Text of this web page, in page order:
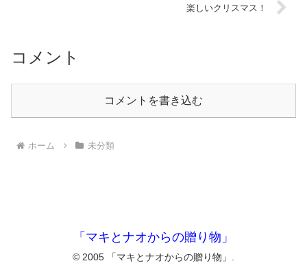
楽しいクリスマス！
コメント
コメントを書き込む
ホーム 未分類
「マキとナオからの贈り物」
© 2005 「マキとナオからの贈り物」.